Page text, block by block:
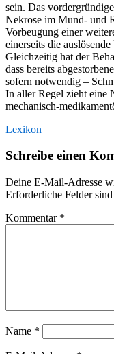
sein. Das
Nekrose im Mund- und
Vorbeugung einer
einerseits die
Gleichzeitig hat der
dass bereits
sofern notwendig –
In aller Regel zieht eine
mechanisch-
Lexikon
Schreibe einen
Deine E-Mail-Adresse
Erforderliche Felder
Kommentar *
Name *